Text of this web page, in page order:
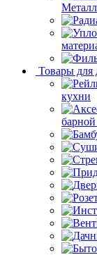
Товары для
кухни